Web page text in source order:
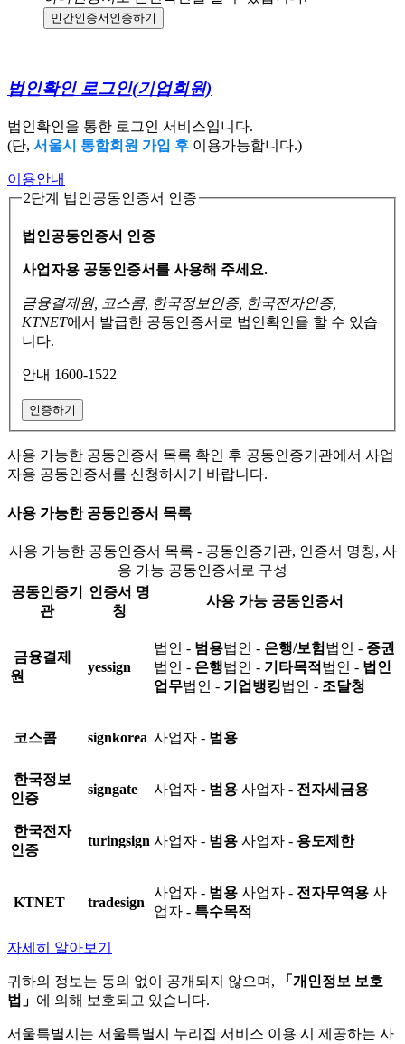
민간인증서 인증하기
법인확인 로그인(기업회원)
법인확인을 통한 로그인 서비스입니다.
(단, 서울시 통합회원 가입 후 이용가능합니다.)
이용안내
2단계 법인공동인증서 인증
법인공동인증서 인증
사업자용 공동인증서를 사용해 주세요.
금융결제원, 코스콤, 한국정보인증, 한국전자인증,
KTNET에서 발급한 공동인증서로 법인확인을 할 수 있습
니다.
안내 1600-1522
인증하기
사용 가능한 공동인증서 목록 확인 후 공동인증기관에서 사업
자용 공동인증서를 신청하시기 바랍니다.
사용 가능한 공동인증서 목록
사용 가능한 공동인증서 목록 - 공동인증기관, 인증서 명칭, 사
용 가능 공동인증서로 구성
공동인증기
관
인증서 명
칭
사용 가능 공동인증서
금융결제
원
yessign
법인 - 범용법인 - 은행/보험 법인 - 증권
법인 - 은행법인 - 기타목적 법인 - 법인
업무법인 - 기업뱅킹법인 - 조달청
코스콤 signkorea 사업자 - 범용
한국정보
인증
signgate 사업자 - 범용 사업자 - 전자세금용
한국전자
인증
turingsign 사업자 - 범용 사업자 - 용도제한
KTNET tradesign
사업자 - 범용 사업자 - 전자무역용 사
업자 - 특수목적
자세히 알아보기
귀하의 정보는 동의 없이 공개되지 않으며,
「개인정보 보호
법」 에 의해 보호되고 있습니다.
서울특별시는 서울특별시 누리집 서비스 이용 시 제공하는 사